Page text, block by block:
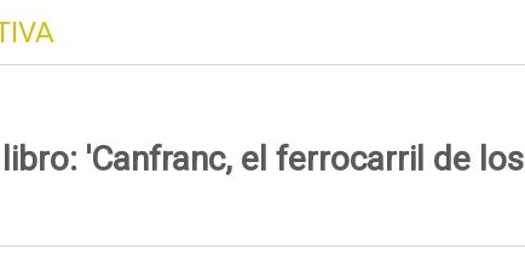
'Canfranc, el ferrocarril de los